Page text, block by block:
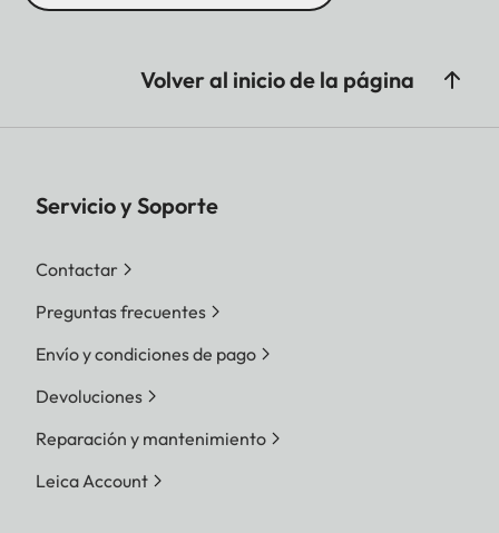
Volver al inicio de la página
Servicio y Soporte
Contactar
Preguntas frecuentes
Envío y condiciones de pago
Devoluciones
Reparación y mantenimiento
Leica Account